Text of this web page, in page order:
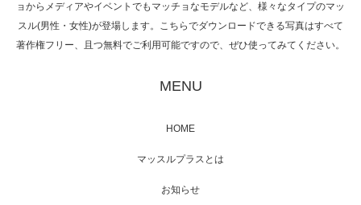
映画「メカバース」舞台挨拶へマッスルプラ
ョからメディアやイベントでもマッチョなモデルなど、様々なタイプのマッ
スル(男性・女性)が登場します。こちらでダウンロードできる写真はすべて
著作権フリー、且つ無料でご利用可能ですので、ぜひ使ってみてください。
MENU
HOME
マッスルプラスとは
お知らせ